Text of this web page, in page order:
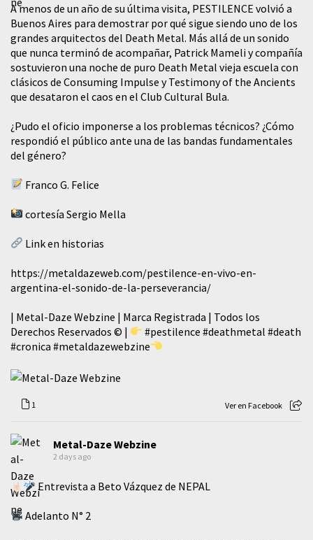
A menos de un año de su última visita, PESTILENCE volvió a
Buenos Aires para demostrar por qué sigue siendo uno de los
grandes arquitectos del Death Metal. Más allá de un sonido
que nunca terminó de acompañar, Patrick Mameli y compañía
sostuvieron una noche de puro Death Metal vieja escuela con
clásicos de Consuming Impulse y Testimony of the Ancients
que desataron el caos en el Club Cultural Bula.
¿Pudo el oficio imponerse a los problemas técnicos? ¿Cómo
respondió el público ante una de las bandas fundamentales
del género?
Franco G. Felice
cortesía Sergio Mella
Link en historias
https://metaldazeweb.com/pestilence-en-vivo-en-
argentina-el-sonido-de-la-perseverancia/
| Metal-Daze Webzine | Marca Registrada | Todos los
Derechos Reservados © |
#pestilence #deathmetal #death
#cronica #metaldazewebzine
1 Ver en Facebook
Metal-Daze Webzine
2 days ago
Entrevista a Beto Vázquez de NEPAL
Adelanto N° 2